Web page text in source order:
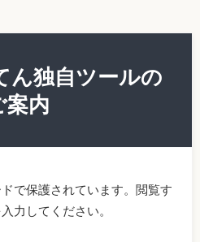
ん独自ツールの
案内
で保護されています。閲覧す
力してください。